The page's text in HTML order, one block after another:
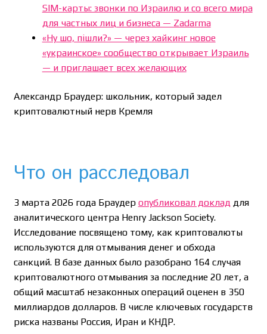
SIM-карты: звонки по Израилю и со всего мира
для частных лиц и бизнеса — Zadarma
«Ну шо, пішли?» — через хайкинг новое
«украинское» сообщество открывает Израиль
— и приглашает всех желающих
Александр Браудер: школьник, который задел
криптовалютный нерв Кремля
Что он расследовал
3 марта 2026 года Браудер опубликовал докладдля
аналитического центра Henry Jackson Society.
Исследование посвящено тому, как криптовалюты
используются для отмывания денег и обхода
санкций. В базе данных было разобрано 164 случая
криптовалютного отмывания за последние 20 лет, а
общий масштаб незаконных операций оценен в 350
миллиардов долларов. В числе ключевых государств
риска названы Россия, Иран и КНДР.